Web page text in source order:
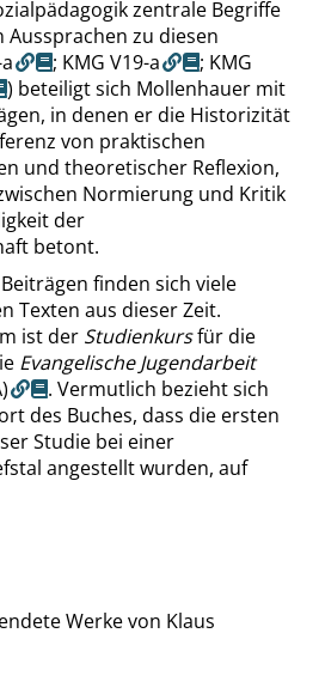
zentrale Begriffe
zu diesen
; KMG V19-a ; KMG
) beteiligt sich Mollenhauer mit
in denen er die Historizität
von praktischen
und theoretischer Reflexion,
Normierung und Kritik
der
betont.
finden sich viele
Texten aus dieser Zeit.
ist der Studienkursfür die
Evangelische Jugendarbeit
. Vermutlich bezieht sich
des Buches, dass die ersten
Studie bei einer
angestellt wurden, auf
Werke von Klaus